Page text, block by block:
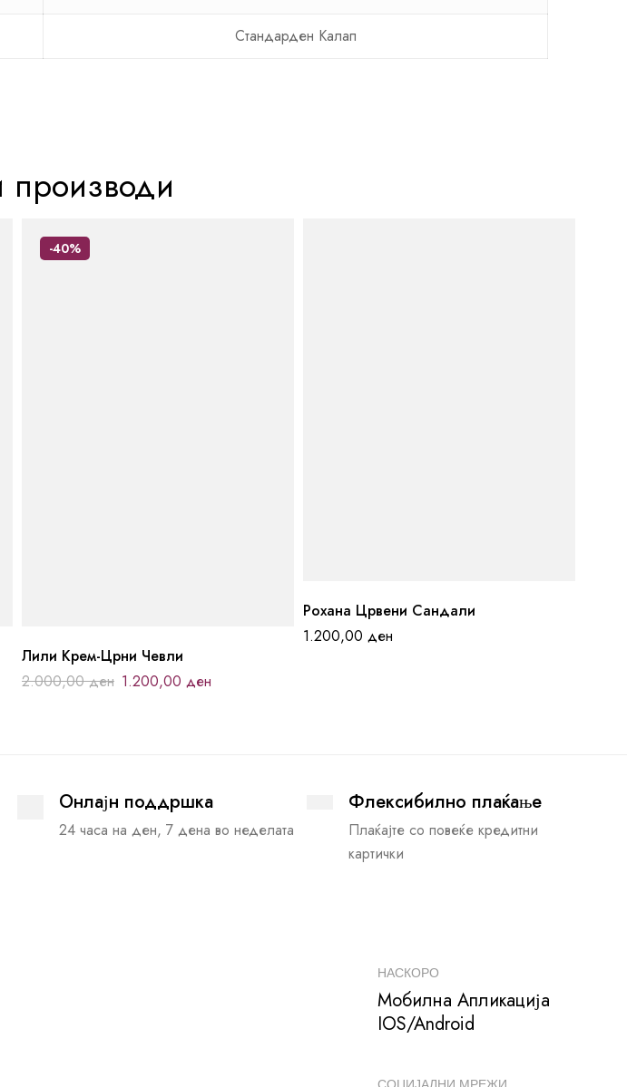
Стандарден Калап
производи
-40%
Лили Крем-Црни Чевли
2.000,00ден 1.200,00 ден
Рохана Црвени Сандали
1.200,00 ден
Онлајн поддршка
24 часа на ден, 7 дена во неделата
Флексибилно плаќање
Плаќајте со повеќе кредитни
картички
НАСКОРО
Мобилна Апликација
IOS/Android